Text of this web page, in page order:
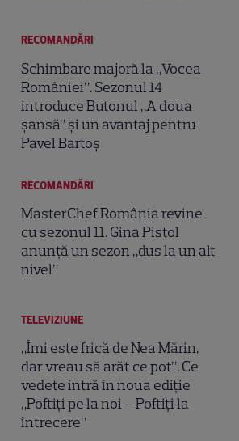
RECOMANDĂRI
Schimbare majoră la „Vocea
României”. Sezonul 14
introduce Butonul „A doua
șansă” și un avantaj pentru
Pavel Bartoș
RECOMANDĂRI
MasterChef România revine
cu sezonul 11. Gina Pistol
anunță un sezon „dus la un alt
nivel”
TELEVIZIUNE
„Îmi este frică de Nea Mărin,
dar vreau să arăt ce pot”. Ce
vedete intră în noua ediție
„Poftiți pe la noi – Poftiți la
întrecere”